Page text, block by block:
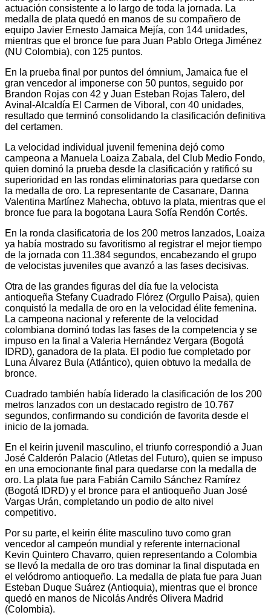
actuación consistente a lo largo de toda la jornada. La
medalla de plata quedó en manos de su compañero de
equipo Javier Ernesto Jamaica Mejía, con 144 unidades,
mientras que el bronce fue para Juan Pablo Ortega Jiménez
(NU Colombia), con 125 puntos.
En la prueba final por puntos del ómnium, Jamaica fue el
gran vencedor al imponerse con 50 puntos, seguido por
Brandon Rojas con 42 y Juan Esteban Rojas Talero, del
Avinal-Alcaldía El Carmen de Viboral, con 40 unidades,
resultado que terminó consolidando la clasificación definitiva
del certamen.
La velocidad individual juvenil femenina dejó como
campeona a Manuela Loaiza Zabala, del Club Medio Fondo,
quien dominó la prueba desde la clasificación y ratificó su
superioridad en las rondas eliminatorias para quedarse con
la medalla de oro. La representante de Casanare, Danna
Valentina Martínez Mahecha, obtuvo la plata, mientras que el
bronce fue para la bogotana Laura Sofía Rendón Cortés.
En la ronda clasificatoria de los 200 metros lanzados, Loaiza
ya había mostrado su favoritismo al registrar el mejor tiempo
de la jornada con 11.384 segundos, encabezando el grupo
de velocistas juveniles que avanzó a las fases decisivas.
Otra de las grandes figuras del día fue la velocista
antioqueña Stefany Cuadrado Flórez (Orgullo Paisa), quien
conquistó la medalla de oro en la velocidad élite femenina.
La campeona nacional y referente de la velocidad
colombiana dominó todas las fases de la competencia y se
impuso en la final a Valeria Hernández Vergara (Bogotá
IDRD), ganadora de la plata. El podio fue completado por
Luna Álvarez Bula (Atlántico), quien obtuvo la medalla de
bronce.
Cuadrado también había liderado la clasificación de los 200
metros lanzados con un destacado registro de 10.767
segundos, confirmando su condición de favorita desde el
inicio de la jornada.
En el keirin juvenil masculino, el triunfo correspondió a Juan
José Calderón Palacio (Atletas del Futuro), quien se impuso
en una emocionante final para quedarse con la medalla de
oro. La plata fue para Fabián Camilo Sánchez Ramírez
(Bogotá IDRD) y el bronce para el antioqueño Juan José
Vargas Urán, completando un podio de alto nivel
competitivo.
Por su parte, el keirin élite masculino tuvo como gran
vencedor al campeón mundial y referente internacional
Kevin Quintero Chavarro, quien representando a Colombia
se llevó la medalla de oro tras dominar la final disputada en
el velódromo antioqueño. La medalla de plata fue para Juan
Esteban Duque Suárez (Antioquia), mientras que el bronce
quedó en manos de Nicolás Andrés Olivera Madrid
(Colombia).